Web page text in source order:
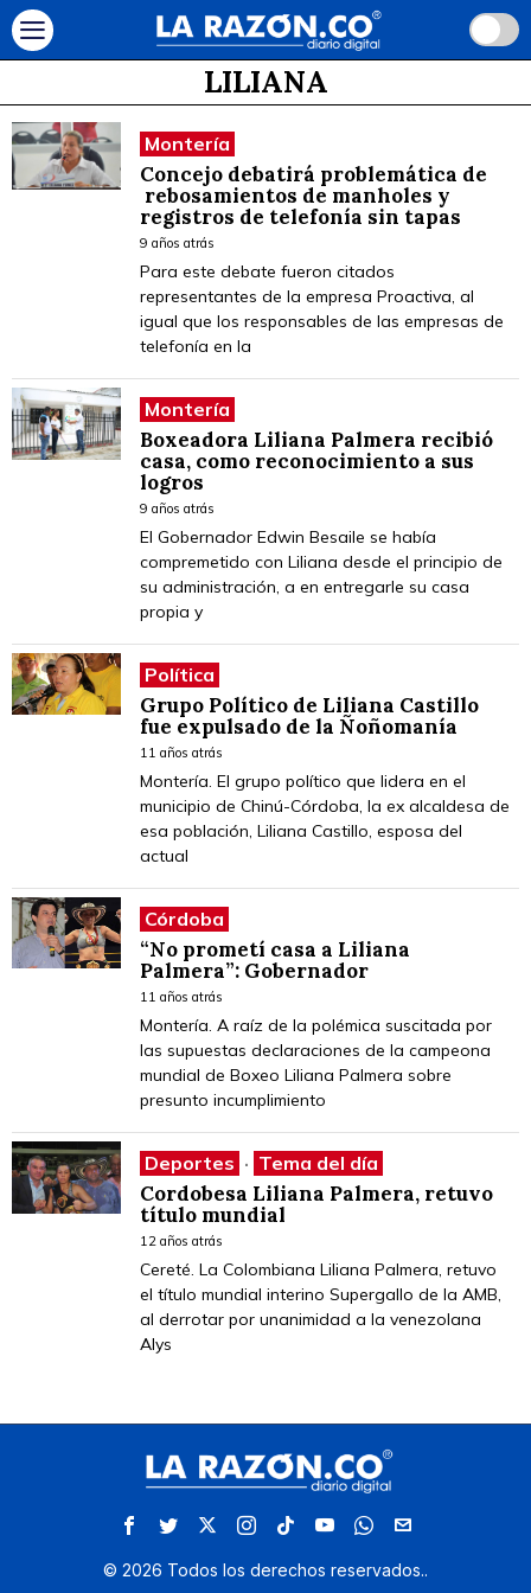
LILIANA
Montería
Concejo debatirá problemática de
rebosamientos de manholes y
registros de telefonía sin tapas
9 años atrás
Para este debate fueron citados
representantes de la empresa Proactiva, al
igual que los responsables de las empresas de
telefonía en la
Montería
Boxeadora Liliana Palmera recibió
casa, como reconocimiento a sus
logros
9 años atrás
El Gobernador Edwin Besaile se había
compremetido con Liliana desde el principio de
su administración, a en entregarle su casa
propia y
Política
Grupo Político de Liliana Castillo
fue expulsado de la Ñoñomanía
11 años atrás
Montería. El grupo político que lidera en el
municipio de Chinú-Córdoba, la ex alcaldesa de
esa población, Liliana Castillo, esposa del
actual
Córdoba
“No prometí casa a Liliana
Palmera”: Gobernador
11 años atrás
Montería. A raíz de la polémica suscitada por
las supuestas declaraciones de la campeona
mundial de Boxeo Liliana Palmera sobre
presunto incumplimiento
Deportes · Tema del día
Cordobesa Liliana Palmera, retuvo
título mundial
12 años atrás
Cereté. La Colombiana Liliana Palmera, retuvo
el título mundial interino Supergallo de la AMB,
al derrotar por unanimidad a la venezolana
Alys
© 2026 Todos los derechos reservados..